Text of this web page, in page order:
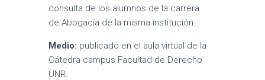
consulta de los alumnos de la carrera
de Abogacía de la misma institución.
Medio: publicado en el aula virtual de la
Cátedra campus Facultad de Derecho
UNR.